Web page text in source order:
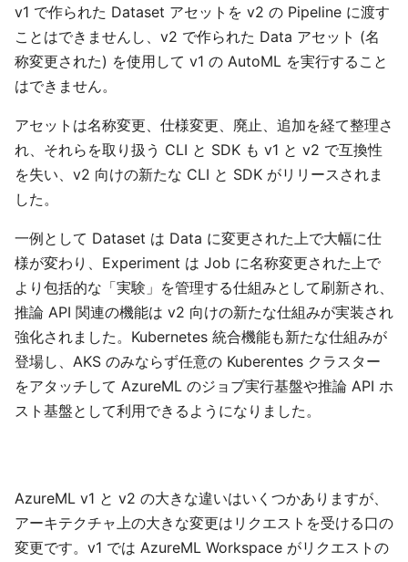
v1 で作られた Dataset アセットを v2 の Pipeline に渡す
ことはできませんし、v2 で作られた Data アセット (名
称変更された) を使用して v1 の AutoML を実行すること
はできません。
アセットは名称変更、仕様変更、廃止、追加を経て整理さ
れ、それらを取り扱う CLI と SDK も v1 と v2 で互換性
を失い、v2 向けの新たな CLI と SDK がリリースされま
した。
一例として Dataset は Data に変更された上で大幅に仕
様が変わり、Experiment は Job に名称変更された上で
より包括的な「実験」を管理する仕組みとして刷新され、
推論 API 関連の機能は v2 向けの新たな仕組みが実装され
強化されました。Kubernetes 統合機能も新たな仕組みが
登場し、AKS のみならず任意の Kuberentes クラスター
をアタッチして AzureML のジョブ実行基盤や推論 API ホ
スト基盤として利用できるようになりました。
AzureML v1 と v2 の大きな違いはいくつかありますが、
アーキテクチャ上の大きな変更はリクエストを受ける口の
変更です。v1 では AzureML Workspace がリクエストの